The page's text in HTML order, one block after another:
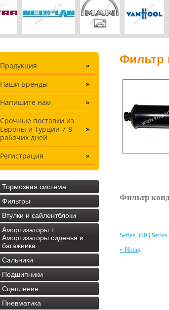
Фильтр
Фильтр
Series 300 |
« Назад
Продукция
Наши Бренды
Напишите нам
Срочные поставки из
Европы и Турции 7-8
рабочих дней
Регистрация
Тормозная система
Фильтры
Втулки и сайлентблоки
Амортизаторы +
Амортизаторы сиденья и
багажника
Cальники
Подшипники
Сцепление
Пневматика